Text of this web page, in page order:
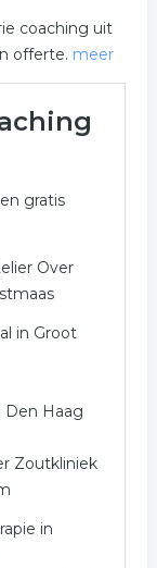
coaching uit
offerte. meer
het bedrijf
is aan
advies
gratis
Over
in Groot
Den Haag
Zoutkliniek
in